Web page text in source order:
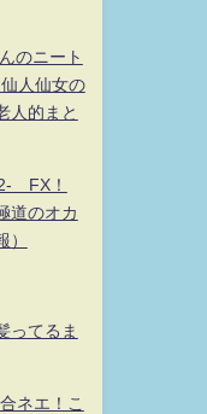
のニート
人仙女の
人的まと
FX！
道のオカ
）
ってるま
ネエ！こ